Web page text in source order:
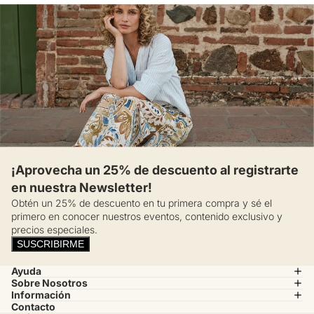
¡Aprovecha un 25% de descuento al registrarte
en nuestra Newsletter!
Obtén un 25% de descuento en tu primera compra y sé el
primero en conocer nuestros eventos, contenido exclusivo y
precios especiales.
SUSCRIBIRME
Ayuda
Sobre Nosotros
Información
Contacto